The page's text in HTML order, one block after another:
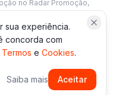
no Radar Promoção,
variar. Verifique sempre
sua experiência.
concorda com
Termos e Cookies.
Saiba mais Aceitar